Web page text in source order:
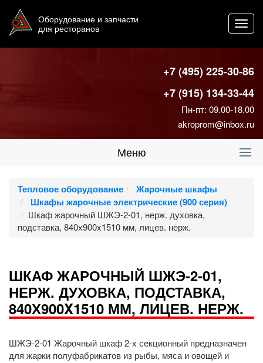
Оборудование и запчасти
для ресторанов
+7 (495) 225-30-86
+7 (915) 134-33-44
Пн-пт: 09.00-18.00
akroprom@inbox.ru
Меню
Тепловое оборудование
Жарочные шкафы
Шкафы жарочные электрические (900 серия)
Шкаф жарочный ШЖЭ-2-01, нерж. духовка,
подставка, 840х900x1510 мм, лицев. нерж.
ШКАФ ЖАРОЧНЫЙ ШЖЭ-2-01,
НЕРЖ. ДУХОВКА, ПОДСТАВКА,
840Х900X1510 ММ, ЛИЦЕВ. НЕРЖ.
ШЖЭ-2-01 Жарочный шкаф 2-х секционный предназначен
для жарки полуфабрикатов из рыбы, мяса и овощей и